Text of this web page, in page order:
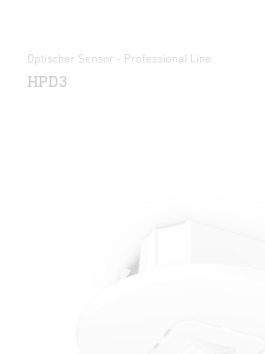
Optischer Sensor - Professional Line
HPD3